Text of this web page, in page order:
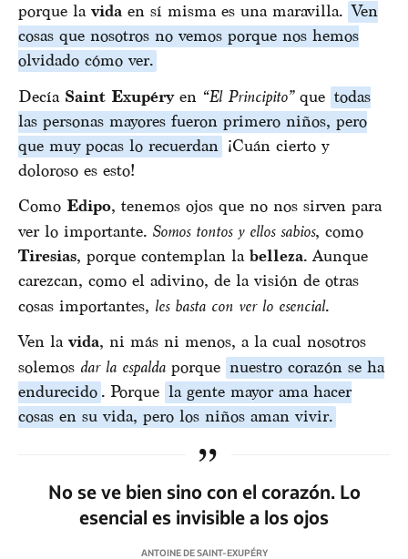
porque la vida en sí misma es una maravilla. Ven
cosas que nosotros no vemos porque nos hemos
olvidado cómo ver.
DecíaSaint Exupéryen “El Principito”que todas
las personas mayores fueron primero niños, pero
que muy pocas lo recuerdan ¡Cuán cierto y
doloroso es esto!
Como Edipo, tenemos ojos que no nos sirven para
ver lo importante. Somos tontos y ellos sabios, como
Tiresias, porque contemplan la belleza. Aunque
carezcan, como el adivino, de la visión de otras
cosas importantes, les basta con ver lo esencial.
Ven la vida, ni más ni menos, a la cual nosotros
solemos dar la espalda porque nuestro corazón se ha
endurecido . Porque la gente mayor ama hacer
cosas en su vida, pero los niños aman vivir.
No se ve bien sino con el corazón. Lo
esencial es invisible a los ojos
ANTOINE DE SAINT-EXUPÉRY